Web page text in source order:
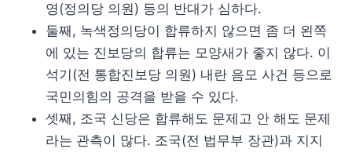
영(정의당 의원) 등의 반대가 심하다.
둘째, 녹색정의당이 합류하지 않으면 좀 더 왼쪽
에 있는 진보당의 합류는 모양새가 좋지 않다. 이
석기(전 통합진보당 의원) 내란 음모 사건 등으로
국민의힘의 공격을 받을 수 있다.
셋째, 조국 신당은 합류해도 문제고 안 해도 문제
라는 관측이 많다. 조국(전 법무부 장관)과 지지